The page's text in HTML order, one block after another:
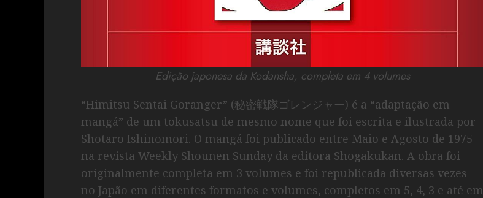
Edição japonesa da Kodansha, completa em 4 volumes
“Himitsu Sentai Goranger” (秘密戦隊ゴレンジャー) é a “adaptação em
mangá” de um tokusatsu de mesmo nome que foi escrita e ilustrada por
Shotaro Ishinomori. O mangá foi publicado entre Maio e Agosto de 1975
na revista Weekly Shounen Sunday da editora Shogakukan. A obra foi
originalmente completa em 3 volumes e foi republicada diversas vezes
no Japão em diferentes formatos e volumes, completos em 5, 4, 3 e até em